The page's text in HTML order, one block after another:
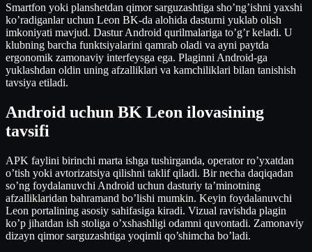
Smartfon yoki planshetdan qimor sarguzashtiga sho’ng’ishni yaxshi
ko’radiganlar uchun Leon BK-da alohida dasturni yuklab olish
imkoniyati mavjud. Dastur Android qurilmalariga to’g’r keladi. U
klubning barcha funktsiyalarini qamrab oladi va ayni paytda
ergonomik zamonaviy interfeysga ega. Plaginni Android-ga
yuklashdan oldin uning afzalliklari va kamchiliklari bilan tanishish
tavsiya etiladi.
Android uchun BK Leon ilovasining
tavsifi
APK faylini birinchi marta ishga tushirganda, operator ro’yxatdan
o’tish yoki avtorizatsiya qilishni taklif qiladi. Bir necha daqiqadan
so’ng foydalanuvchi Android uchun dasturiy ta’minotning
afzalliklaridan bahramand bo’lishi mumkin. Keyin foydalanuvchi
Leon portalining asosiy sahifasiga kiradi. Vizual ravishda plagin
ko’p jihatdan ish stoliga o’xshashligi odamni quvontadi. Zamonaviy
dizayn qimor sarguzashtiga yoqimli qo’shimcha bo’ladi.